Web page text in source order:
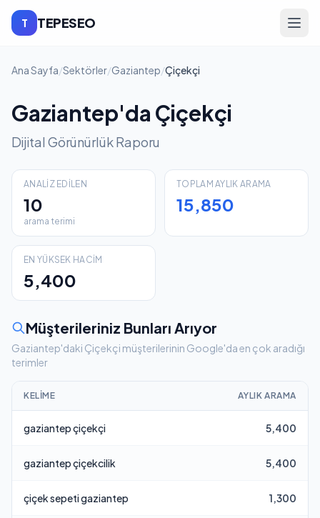
T TEPESEO
Ana Sayfa/Sektörler/Gaziantep/Çiçekçi
Gaziantep'da Çiçekçi
Dijital Görünürlük Raporu
ANALIZ EDILEN
10
arama terimi
TOPLAM AYLIK ARAMA
15,850
EN YÜKSEK HACIM
5,400
Müşterileriniz Bunları Arıyor
Gaziantep'daki Çiçekçi müşterilerinin Google'da en çok aradığı
terimler
KELIME AYLIK ARAMA
gaziantep çiçekçi 5,400
gaziantep çiçekcilik 5,400
çiçek sepeti gaziantep 1,300